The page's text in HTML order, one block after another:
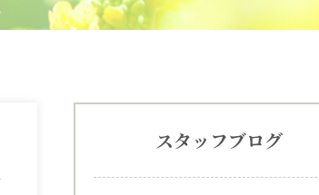
スタッフブログ